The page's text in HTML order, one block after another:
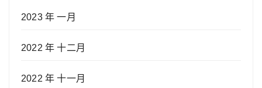
2023 年 一月
2022 年 十二月
2022 年 十一月